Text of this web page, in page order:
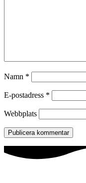
Namn *
E-postadress *
Webbplats